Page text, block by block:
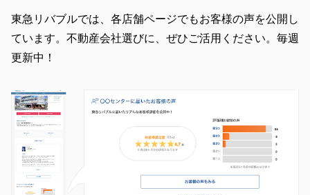
東急リバブルでは、各店舗ページでもお客様の声を公開し
ています。不動産会社選びに、ぜひご活用ください。毎週
更新中！